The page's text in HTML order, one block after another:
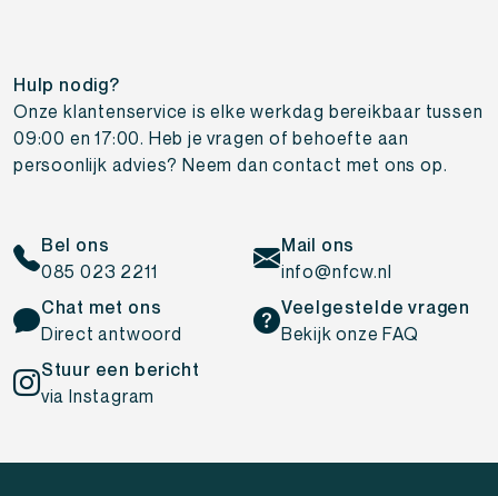
Hulp nodig?
Onze klantenservice is elke werkdag bereikbaar tussen
09:00 en 17:00. Heb je vragen of behoefte aan
persoonlijk advies? Neem dan contact met ons op.
Bel ons
085 023 2211
Mail ons
info@nfcw.nl
Chat met ons
Direct antwoord
Veelgestelde vragen
Bekijk onze FAQ
Stuur een bericht
via Instagram